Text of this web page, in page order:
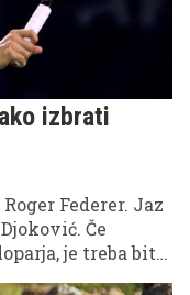
izbrati
Federer. Jaz
Če
je treba biti,